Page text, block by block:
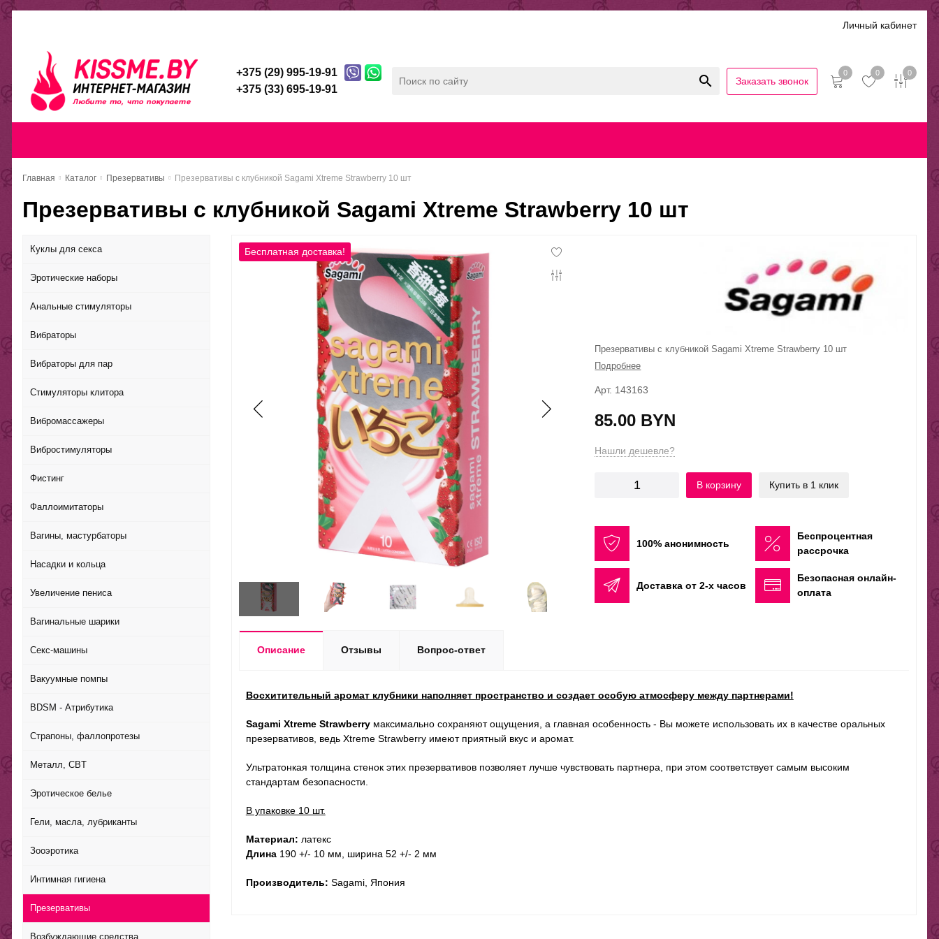
Личный кабинет
+375 (29) 995-19-91
+375 (33) 695-19-91
Заказать звонок
0 0 0
Главная Каталог Презервативы Презервативы с клубникой Sagami Xtreme Strawberry 10 шт
Презервативы с клубникой Sagami Xtreme Strawberry 10 шт
Куклы для секса
Эротические наборы
Анальные стимуляторы
Вибраторы
Вибраторы для пар
Стимуляторы клитора
Вибромассажеры
Вибростимуляторы
Фистинг
Фаллоимитаторы
Вагины, мастурбаторы
Насадки и кольца
Увеличение пениса
Вагинальные шарики
Секс-машины
Вакуумные помпы
BDSM - Атрибутика
Страпоны, фаллопротезы
Металл, CBT
Эротическое белье
Гели, масла, лубриканты
Зооэротика
Интимная гигиена
Презервативы
Возбуждающие средства
Презервативы с клубникой Sagami Xtreme Strawberry 10 шт
Подробнее
Арт. 143163
85.00 BYN
Нашли дешевле?
В корзину Купить в 1 клик
100% анонимность
Беспроцентная
рассрочка
Доставка от 2-х часов
Безопасная онлайн-
оплата
Описание Отзывы Вопрос-ответ
Восхитительный аромат клубники наполняет пространство и создает особую атмосферу между партнерами!
Sagami Xtreme Strawberry максимально сохраняют ощущения, а главная особенность - Вы можете использовать их в качестве оральных
презервативов, ведь Xtreme Strawberry имеют приятный вкус и аромат.
Ультратонкая толщина стенок этих презервативов позволяет лучше чувствовать партнера, при этом соответствует самым высоким
стандартам безопасности.
В упаковке 10 шт.
Материал: латекс
Длина190 +/- 10 мм, ширина 52 +/- 2 мм
Производитель: Sagami, Япония